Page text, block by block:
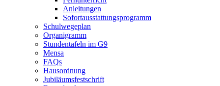
Anleitungen
Sofortausstattungsprogramm
Schulwegeplan
Organigramm
Stundentafeln im G9
Mensa
FAQs
Hausordnung
Jubiläumsfestschrift